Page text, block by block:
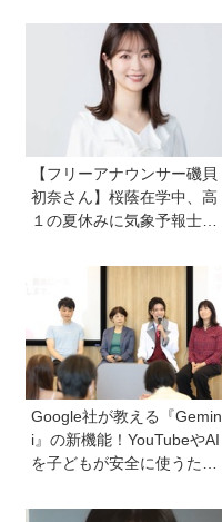
【フリーアナウンサー磯貝
初奈さん】桜蔭在学中、高
１の夏休みに気象予報士試
院で「学ぶ楽しさ」をずっ
も「楽しい」をバックアッ
プする方法も
Google社が教える『Gemin
i』の新機能！YouTubeやAI
を子どもが安全に使うため
教育チャンネルなど、家庭